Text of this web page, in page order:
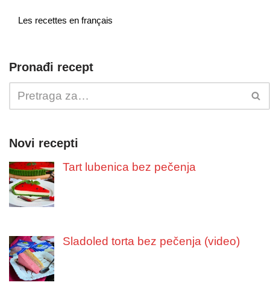
Les recettes en français
Pronađi recept
Novi recepti
Tart lubenica bez pečenja
Sladoled torta bez pečenja (video)